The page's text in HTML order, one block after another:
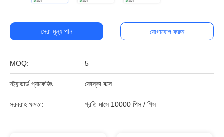
MOQ: 5
স্ট্যান্ডার্ড প্যাকেজিং: ফোস্কা বাক্স
সরবরাহ ক্ষমতা: প্রতি মাসে 10000 পিস / পিস
সেরা মূল্য পান যোগাযোগ করুন